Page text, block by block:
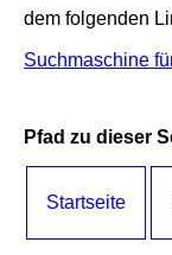
dem folgenden
Suchmaschine
Pfad zu dieser
Startseite